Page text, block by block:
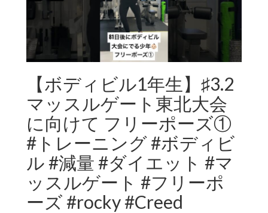
【ボディビル1年生】♯3.2
マッスルゲート東北大会
に向けて フリーポーズ①
#トレーニング #ボディビ
ル #減量 #ダイエット #マ
ッスルゲート #フリーポ
ーズ #rocky #Creed